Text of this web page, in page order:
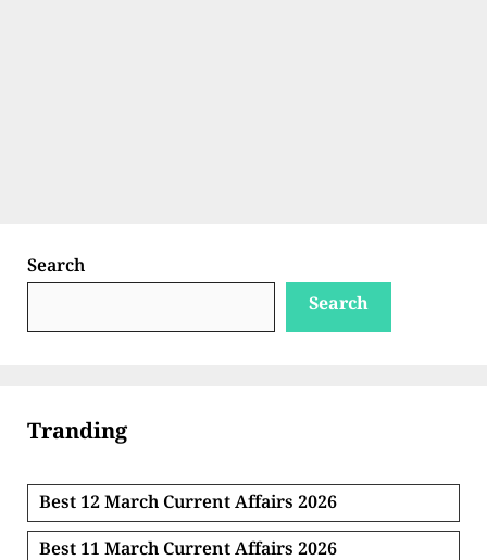
Search
Search
Tranding
Best 12 March Current Affairs 2026
Best 11 March Current Affairs 2026